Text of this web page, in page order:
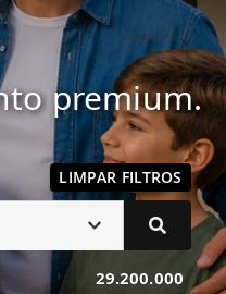
premium.
LIMPAR FILTROS
29.200.000